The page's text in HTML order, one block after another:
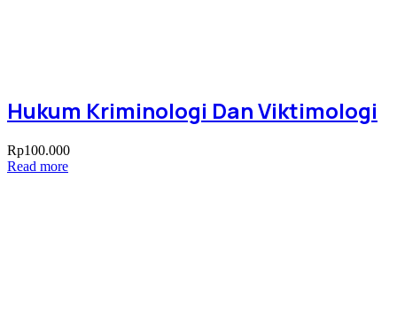
Hukum Kriminologi Dan Viktimologi
Rp100.000
Read more